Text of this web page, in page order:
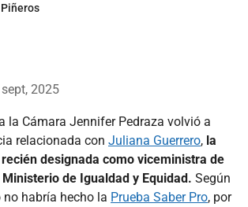
2025
la Cámara Jennifer Pedraza volvió a
relacionada con Juliana Guerrero, la
designada como viceministra de
de Igualdad y Equidad. Según
no habría hecho la Prueba Saber Pro, por